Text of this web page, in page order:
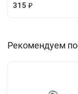
315 ₽
Рекомендуем